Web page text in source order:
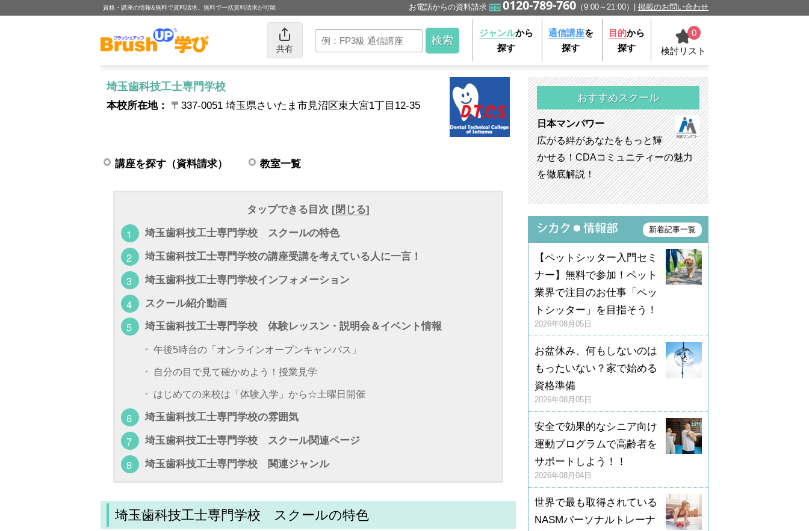
資格・講座の情報&無料で資料請求。無料で一括資料請求が可能 お電話からの資料請求 0120-789-760 （9:00～21:00） 掲載のお問い合わせ
共有
ジャンルから
探す
通信講座を
探す
目的から
探す
0
検討リスト
埼玉歯科技工士専門学校
本校所在地： 〒337-0051 埼玉県さいたま市見沼区東大宮1丁目12-35
講座を探す（資料請求） 教室一覧
タップできる目次 [閉じる]
埼玉歯科技工士専門学校 スクールの特色
埼玉歯科技工士専門学校の講座受講を考えている人に一言！
埼玉歯科技工士専門学校インフォメーション
スクール紹介動画
埼玉歯科技工士専門学校 体験レッスン・説明会＆イベント情報
午後5時台の「オンラインオープンキャンパス」
自分の目で見て確かめよう！授業見学
はじめての来校は「体験入学」から☆土曜日開催
埼玉歯科技工士専門学校の雰囲気
埼玉歯科技工士専門学校 スクール関連ページ
埼玉歯科技工士専門学校 関連ジャンル
埼玉歯科技工士専門学校 スクールの特色
おすすめスクール
日本マンパワー
広がる絆があなたをもっと輝
かせる！CDAコミュニティーの魅力
を徹底解説！
新着記事一覧
【ペットシッター入門セミ
ナー】無料で参加！ペット
業界で注目のお仕事「ペッ
トシッター」を目指そう！
2026年08月05日
お盆休み、何もしないのは
もったいない？家で始める
資格準備
2026年08月05日
安全で効果的なシニア向け
運動プログラムで高齢者を
サポートしよう！！
2026年08月04日
世界で最も取得されている
NASMパーソナルトレーナ